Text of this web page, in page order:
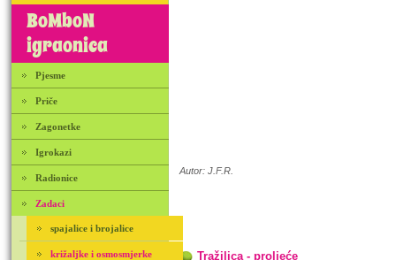
BoMboN
igraonica
Pjesme
Priče
Zagonetke
Igrokazi
Radionice
Zadaci
spajalice i brojalice
križaljke i osmosmjerke
Autor: J.F.R.
Tražilica - proljeće